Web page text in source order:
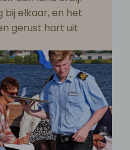
bij elkaar, en het
gerust hart uit